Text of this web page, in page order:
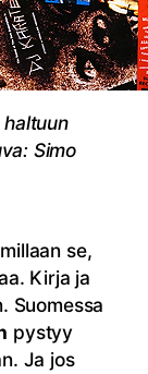
Simo
se,
Kirja ja
Suomessa
pystyy
Ja jos